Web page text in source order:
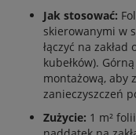
Jak stosować:
skierowanymi w
łączyć na
kubełków).
montażową, aby
zanieczyszczeń
Zużycie: 1 m²